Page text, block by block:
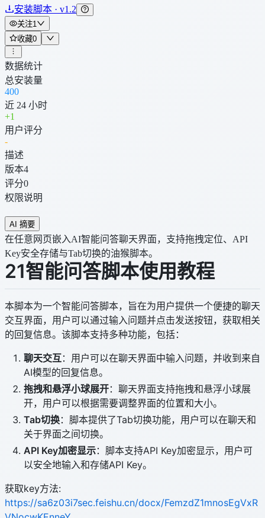
安装脚本 · v1.2
关注1
收藏0
数据统计
总安装量
400
近 24 小时
+1
用户评分
-
描述
版本4
评分0
权限说明
AI 摘要
在任意网页嵌入AI智能问答聊天界面，支持拖拽定位、API
Key安全存储与Tab切换的油猴脚本。
21智能问答脚本使用教程
本脚本为一个智能问答脚本，旨在为用户提供一个便捷的聊天
交互界面，用户可以通过输入问题并点击发送按钮，获取相关
的回复信息。该脚本支持多种功能，包括：
聊天交互：用户可以在聊天界面中输入问题，并收到来自
AI模型的回复信息。
拖拽和悬浮小球展开：聊天界面支持拖拽和悬浮小球展
开，用户可以根据需要调整界面的位置和大小。
Tab切换：脚本提供了Tab切换功能，用户可以在聊天和
关于界面之间切换。
API Key加密显示：脚本支持API Key加密显示，用户可
以安全地输入和存储API Key。
获取key方法:
https://sa6z03i7sec.feishu.cn/docx/FemzdZ1mnosEgVxR